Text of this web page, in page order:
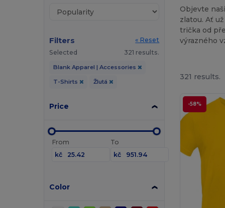
Filters
« Reset
Selected
321 results.
Blank Apparel | Accessories
T-Shirts Žlutá
Price
From
kč
To
kč
Color
Objevte
zlatou. Ať
trička od
výrazného
321 results.
-58%